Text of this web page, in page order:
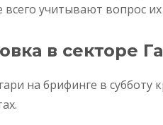
учитывают вопрос их
в секторе
на брифинге в субботу